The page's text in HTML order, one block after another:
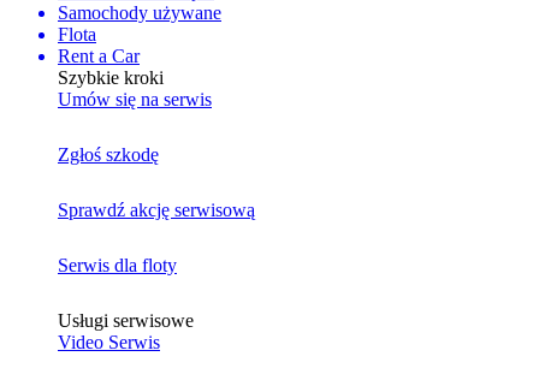
Samochody używane
Flota
Rent a Car
Szybkie kroki
Umów się na serwis
Zgłoś szkodę
Sprawdź akcję serwisową
Serwis dla floty
Usługi serwisowe
Video Serwis